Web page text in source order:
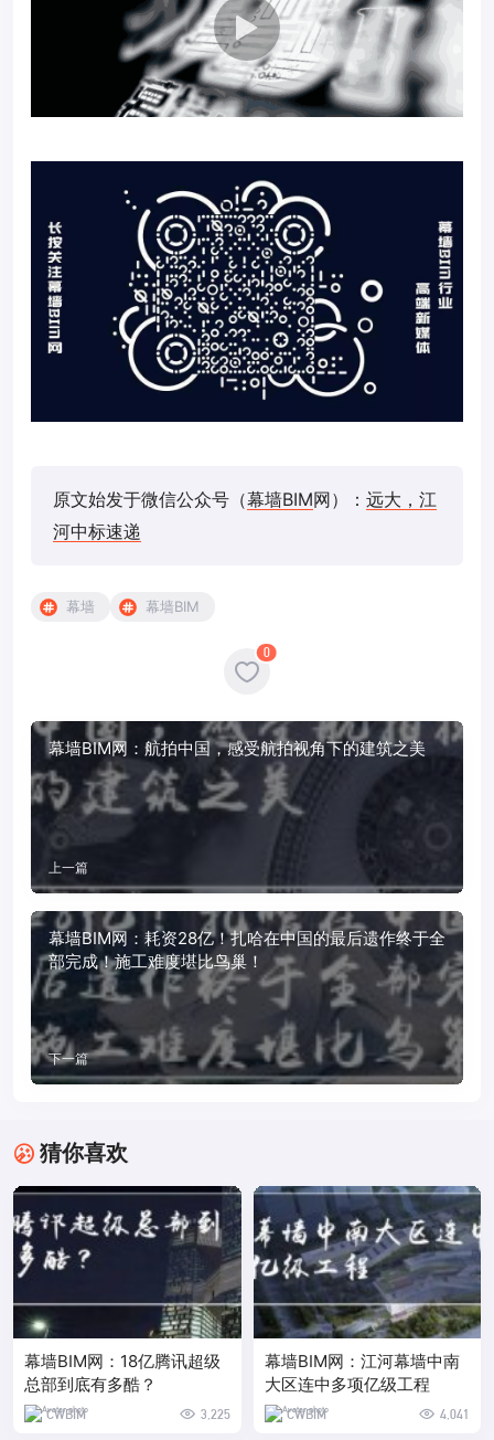
原文始发于微信公众号（幕墙BIM网）： 远大，江
河中标速递
幕墙 幕墙BIM
0
幕墙BIM网：航拍中国，感受航拍视角下的建筑之美
上一篇
幕墙BIM网：耗资28亿！扎哈在中国的最后遗作终于全
部完成！施工难度堪比鸟巢！
下一篇
猜你喜欢
幕墙BIM网：18亿腾讯超级
总部到底有多酷？
CWBIM 3,225
幕墙BIM网：江河幕墙中南
大区连中多项亿级工程
CWBIM 4,041